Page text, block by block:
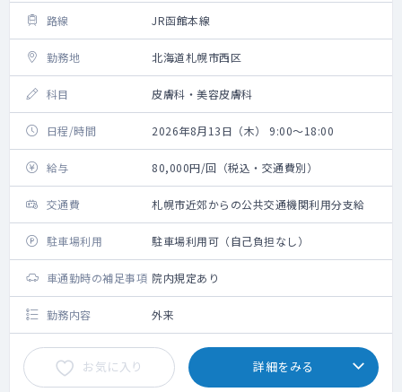
路線 JR函館本線
勤務地 北海道札幌市西区
科目 皮膚科・美容皮膚科
日程/時間 2026年8月13日（木） 9:00～18:00
給与 80,000円/回（税込・交通費別）
交通費 札幌市近郊からの公共交通機関利用分支給
駐車場利用 駐車場利用可（自己負担なし）
車通勤時の補足事項 院内規定あり
勤務内容 外来
お気に入り 詳細をみる